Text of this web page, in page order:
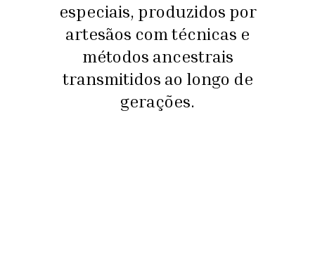
especiais, produzidos por
artesãos com técnicas e
métodos ancestrais
transmitidos ao longo de
gerações.